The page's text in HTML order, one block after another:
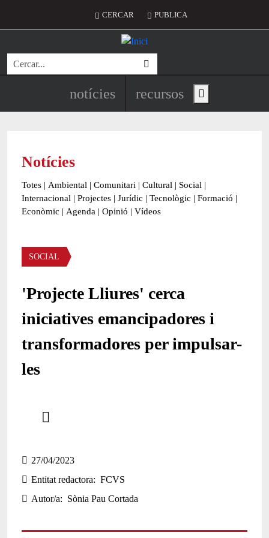
Menú del compte d'usuari
CERCAR PUBLICA
Cerca
Navegació principal de
notícies recursos Show main menu
Notícies
Totes | Ambiental | Comunitari | Cultural | Social |
Internacional | Projectes | Jurídic | Tecnològic | Formació |
Econòmic | Agenda | Opinió | Vídeos
Àmbit de la notícia
SOCIAL
'Projecte Lliures' cerca
iniciatives emancipadores i
transformadores per impulsar-
les
27/04/2023
Entitat redactora
FCVS
Autor/a
Sònia Pau Cortada